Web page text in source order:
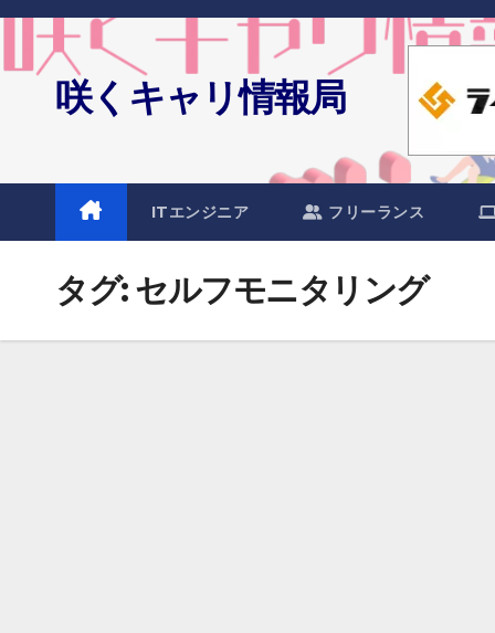
Skip
content咲くキャリ情報局
ITエンジニア フリーランス
タグ:セルフモニタリング